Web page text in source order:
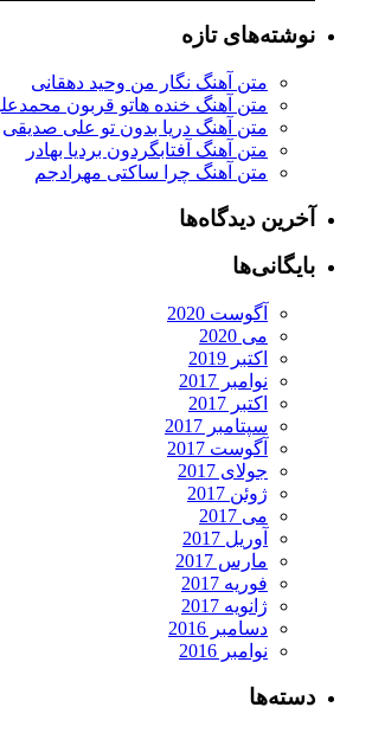
نوشته‌های تازه
متن آهنگ نگار من وحید دهقانی
متن آهنگ خنده هاتو قربون
متن آهنگ دریا بدون تو علی صدیقی
متن آهنگ آفتابگردون بردیا بهادر
متن آهنگ چرا ساکتی مهرادجم
آخرین دیدگاه‌ها
بایگانی‌ها
آگوست 2020
می 2020
اکتبر 2019
نوامبر 2017
اکتبر 2017
سپتامبر 2017
آگوست 2017
جولای 2017
ژوئن 2017
می 2017
آوریل 2017
مارس 2017
فوریه 2017
ژانویه 2017
دسامبر 2016
نوامبر 2016
دسته‌ها